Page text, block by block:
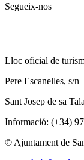
Segueix-nos
Lloc oficial de
Pere Escanelles, s/n
Sant Josep de sa
Informació: (+34)
© Ajuntament de